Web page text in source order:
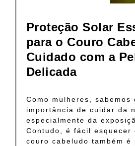
Proteção Solar
para o Couro
Cuidado com a
Delicada
Como mulheres, sabemos
importância de cuidar da
especialmente da
Contudo, é fácil esquecer
couro cabeludo também é